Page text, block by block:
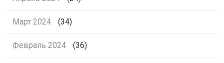
Март 2024 (34)
Февраль 2024 (36)